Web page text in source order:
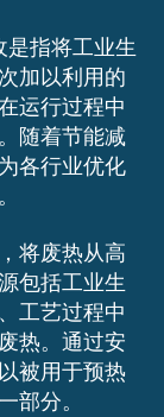
是指将工业生
加以利用的
运行过程中
随着节能减
各行业优化
将废热从高
包括工业生
工艺过程中
热。通过安
被用于预热
部分。